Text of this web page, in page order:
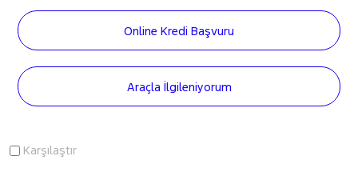
Online Kredi Başvuru
Araçla İlgileniyorum
Karşılaştır